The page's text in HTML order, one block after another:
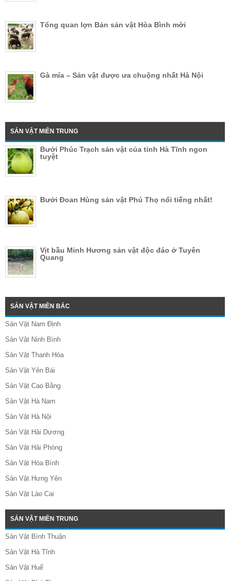
Tổng quan lợn Bản sản vật Hòa Bình mới
Gà mía – Sản vật được ưa chuộng nhất Hà Nội
SẢN VẬT MIỀN TRUNG
Bưởi Phúc Trạch sản vật của tỉnh Hà Tĩnh ngon
tuyệt
Bưởi Đoan Hùng sản vật Phú Thọ nổi tiếng nhất!
Vịt bầu Minh Hương sản vật độc đáo ở Tuyên
Quang
SẢN VẬT MIỀN BẮC
Sản Vật Nam Định
Sản Vật Ninh Bình
Sản Vật Thanh Hóa
Sản Vật Yên Bái
Sản Vật Cao Bằng
Sản Vật Hà Nam
Sản Vật Hà Nội
Sản Vật Hải Dương
Sản Vật Hải Phòng
Sản Vật Hòa Bình
Sản Vật Hưng Yên
Sản Vật Lào Cai
SẢN VẬT MIỀN TRUNG
Sản Vật Bình Thuận
Sản Vật Hà Tĩnh
Sản Vật Huế